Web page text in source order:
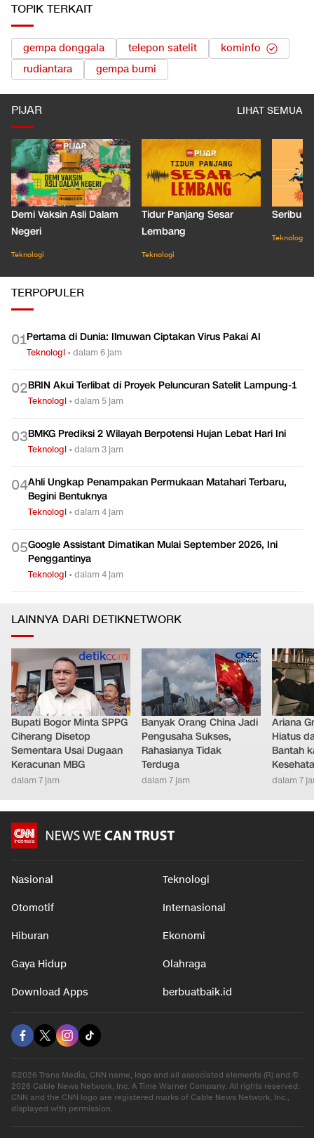
TOPIK TERKAIT
gempa donggala telepon satelit
kominfo
rudiantara
gempa bumi
PIJAR LIHAT SEMUA
Demi Vaksin Asli Dalam
Negeri
Teknologi
Tidur Panjang Sesar
Lembang
Teknologi
Seribu
Teknologi
TERPOPULER
01Pertama di Dunia: Ilmuwan Ciptakan Virus Pakai AI
Teknologi •dalam 6 jam
02BRIN Akui Terlibat di Proyek Peluncuran Satelit Lampung-1
Teknologi •dalam 5 jam
03BMKG Prediksi 2 Wilayah Berpotensi Hujan Lebat Hari Ini
Teknologi •dalam 3 jam
04Ahli Ungkap Penampakan Permukaan Matahari Terbaru,
Begini Bentuknya
Teknologi •dalam 4 jam
05Google Assistant Dimatikan Mulai September 2026, Ini
Penggantinya
Teknologi •dalam 4 jam
LAINNYA DARI DETIKNETWORK
Bupati Bogor Minta SPPG
Ciherang Disetop
Sementara Usai Dugaan
Keracunan MBG
dalam 7 jam
Banyak Orang China Jadi
Pengusaha Sukses,
Rahasianya Tidak
Terduga
dalam 7 jam
Ariana
Hiatus
Bantah
dalam 7
Nasional Teknologi
Otomotif Internasional
Hiburan Ekonomi
Gaya Hidup Olahraga
Download Apps berbuatbaik.id
©2026 Trans Media, CNN name, logo and all associated elements (R) and ©
2026 Cable News Network, Inc. A Time Warner Company. All rights reserved.
CNN and the CNN logo are registered marks of Cable News Network, Inc.,
displayed with permission.